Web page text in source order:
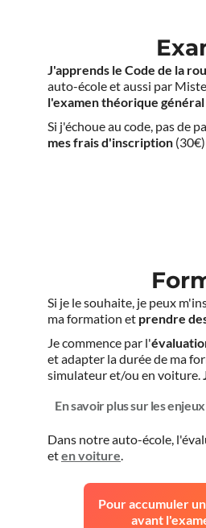
J'apprends le Code de la
auto-école et aussi par
l'examen théorique général
Si j'échoue au code, pas de
mes frais d'inscription
Si je le souhaite, je peux
ma formation et prendre
Je commence par l'
et adapter la durée de ma
simulateur et/ou en voiture.
En savoir plus sur les
Dans notre auto-école,
eten voiture
Pour accumuler
avant